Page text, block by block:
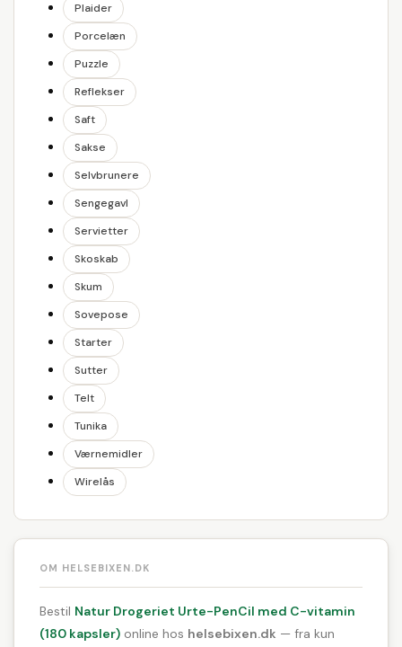
Plaider
Porcelæn
Puzzle
Reflekser
Saft
Sakse
Selvbrunere
Sengegavl
Servietter
Skoskab
Skum
Sovepose
Starter
Sutter
Telt
Tunika
Værnemidler
Wirelås
OM HELSEBIXEN.DK
Bestil Natur Drogeriet Urte-PenCil med C-vitamin
(180 kapsler) online hos helsebixen.dk — fra kun